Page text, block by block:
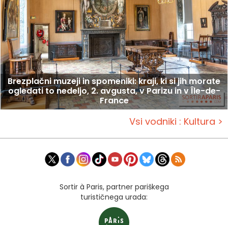
Brezplačni muzeji in spomeniki: kraji, ki si jih morate
ogledati to nedeljo, 2. avgusta, v Parizu in v Île-de-
France
Vsi vodniki : Kultura >
Sortir à Paris, partner pariškega
turističnega urada: